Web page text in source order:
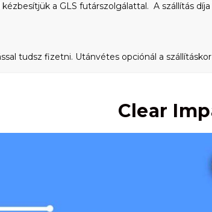
a GLS futárszolgálattal. A szállítás
tudsz fizetni. Utánvétes opciónál a
Clear